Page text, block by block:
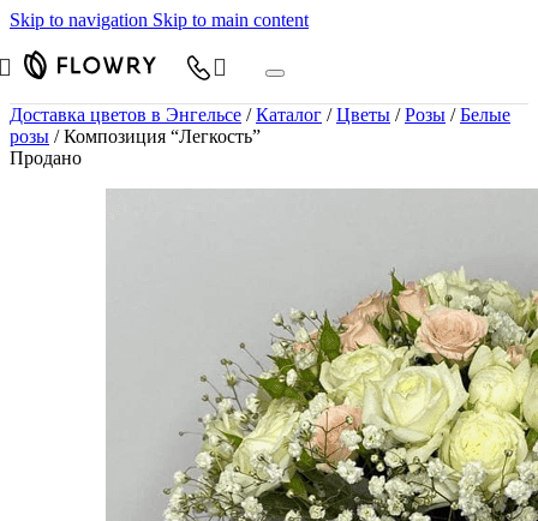
Skip to navigation Skip to main content
Доставка цветов в Энгельсе / Каталог / Цветы / Розы / Белые
розы /Композиция “Легкость”
Продано